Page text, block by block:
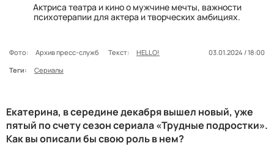
Актриса театра и кино о мужчине мечты, важности
психотерапии для актера и творческих амбициях.
Фото: Архив пресс-служб Текст: HELLO!
03.01.2024 / 18:00
Теги:
Сериалы
Екатерина, в середине декабря вышел новый, уже
пятый по счету сезон сериала «Трудные подростки».
Как вы описали бы свою роль в нем?